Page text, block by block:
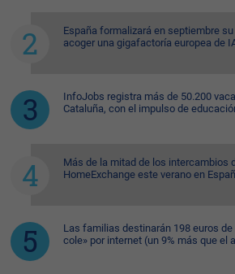
España formalizará en septiembre
acoger una gigafactoría europea de
InfoJobs registra más de 50.200
Cataluña, con el impulso de
Más de la mitad de los intercambios
HomeExchange este verano en
Las familias destinarán 198 euros de
cole» por internet (un 9% más que el